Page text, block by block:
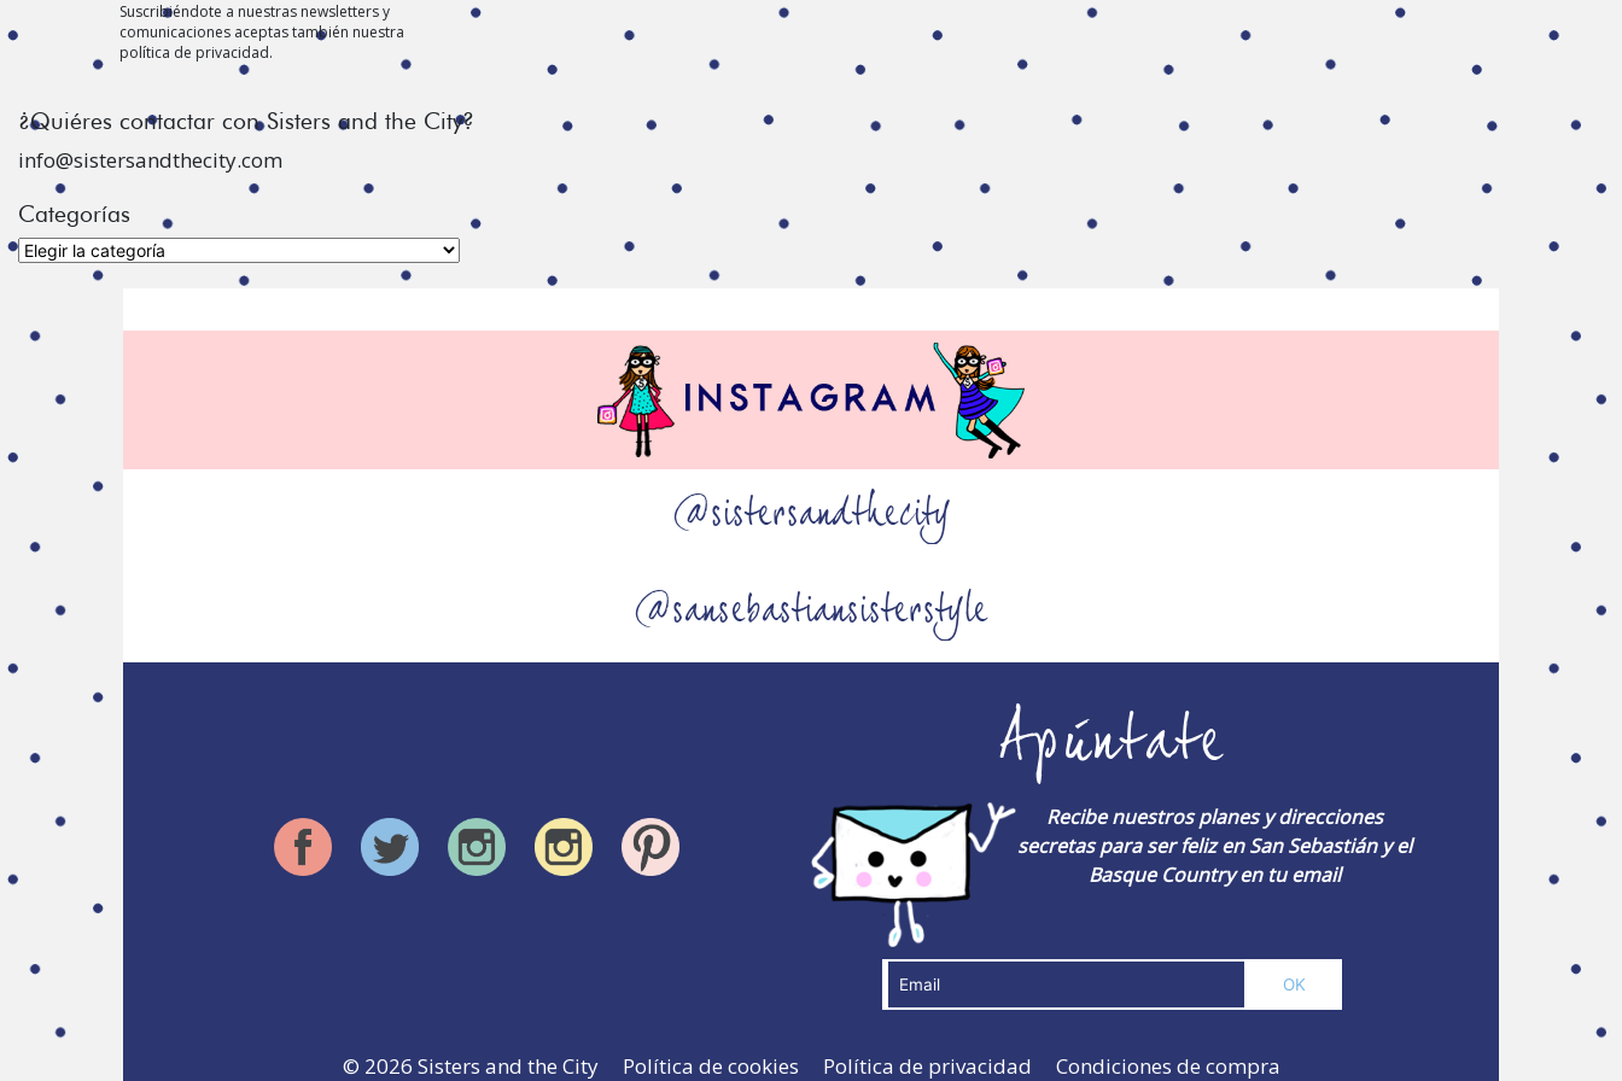
Suscribiéndote a nuestras newsletters y
comunicaciones aceptas también nuestra
política de privacidad.
¿Quiéres contactar con Sisters and the City?
info@sistersandthecity.com
Categorías
Categorías
@sistersandthecity
@sansebastiansisterstyle
Apúntate
Recibe nuestros planes y direcciones
secretas para ser feliz en San Sebastián y el
Basque Country en tu email
© 2026 Sisters and the City Política de cookies Política de privacidad Condiciones de compra